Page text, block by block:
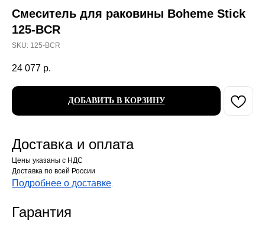
Смеситель для раковины Boheme Stick
125-BCR
SKU: 125-BCR
24 077 р.
ДОБАВИТЬ В КОРЗИНУ
Доставка и оплата
Цены указаны с НДС
Доставка по всей России
Подробнее о доставке.
Гарантия